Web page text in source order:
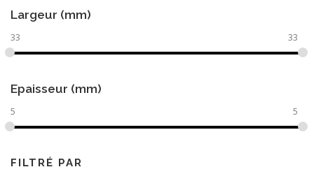
Largeur (mm)
33 33
Epaisseur (mm)
5 5
FILTRÉ PAR